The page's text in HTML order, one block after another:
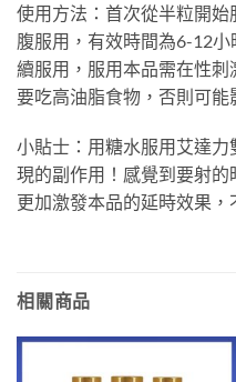
使用方法：首次從半粒開
腹服用，有效時間為6-12
續服用，服用本品需在性
要吃高油脂食物，否則可能
小貼士：用糖水服用艾達
現的副作用！感覺到要射
更加激發本品的延時效果，
相關商品